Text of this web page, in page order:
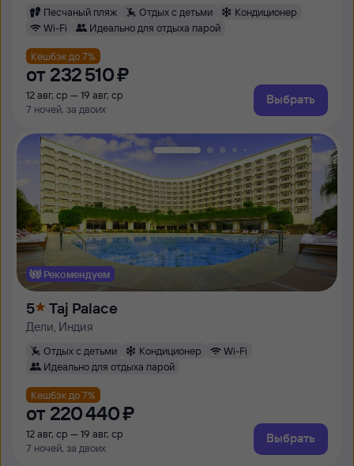
Песчаный пляж Отдых с детьми
Кондиционер
Wi-Fi
Идеально для отдыха парой
Кешбэк до 7%
от 232 ⁠510 ⁠₽
12 авг, ср — 19 авг, ср
7 ночей, за двоих
Выбрать
Рекомендуем
5 Taj Palace
Дели, Индия
Отдых с детьми Кондиционер
Wi-Fi
Идеально для отдыха парой
Кешбэк до 7%
от 220 ⁠440 ⁠₽
12 авг, ср — 19 авг, ср
7 ночей, за двоих
Выбрать